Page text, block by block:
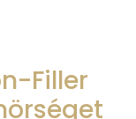
Filler